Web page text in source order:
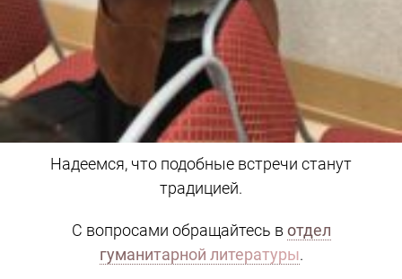
Надеемся, что подобные встречи станут
традицией.
С вопросами обращайтесь в отдел
гуманитарной литературы.